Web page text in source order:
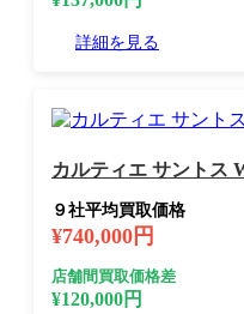
詳細を見る
カルティエ サントス
９社平均買取価格
¥740,000円
店舗間買取価格差
¥120,000円